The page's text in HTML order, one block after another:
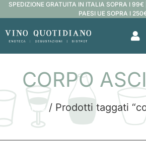
SPEDIZIONE GRATUITA IN ITALIA SOPRA I 99€
PAESI UE SOPRA I
CORPO
Home/ Prodotti taggati